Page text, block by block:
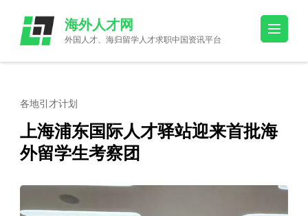
content
(Press
海外人才网
外国人才、海归留学人才求职中国资讯平台
各地引才计划
上海浦东国际人才驿站迎来首批海
外留学生考察团